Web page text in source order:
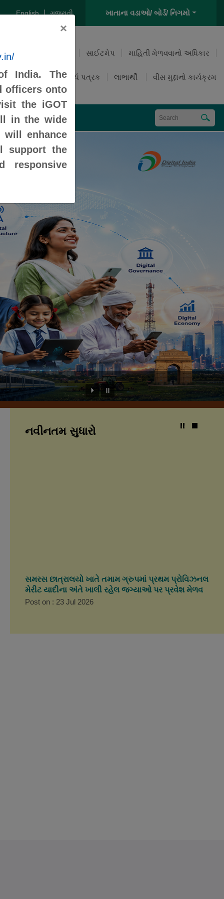
×
India. The
officers onto
the iGOT
in the wide
will enhance
support the
responsive
English | ગુજરાતી ખાતાના વડાઓ/ બોર્ડ/ નિગમો
પ્રશ્નોત્તર સાઈટમેપ માહિતી મેળવવાનો અધિકાર
ખર્ચ પત્રક લાભાર્થી વીસ મુદ્દાનો કાર્યક્રમ
સંપર્ક
નવીનતમ સુધારો
મેરીટ યાદીના અંતે ખાલી રહેલ જગ્યાઓ પર પ્રવેશ મેળવ
Post on : 23 Jul 2026
સાહિત્ય પ્રકાશન સહાય યોજના જાહેરાત વર્ષ: ૨૦૨૫-૨૬